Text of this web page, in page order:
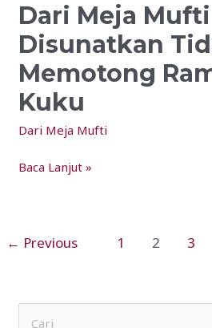
Dari Meja
Disunatkan
Memotong
Kuku
Dari Meja Mufti
Dari
Meja
Mufti
Disunatkan
Tidak
Memotong
&
Baca Lanjut »
← Previous 1 2 3